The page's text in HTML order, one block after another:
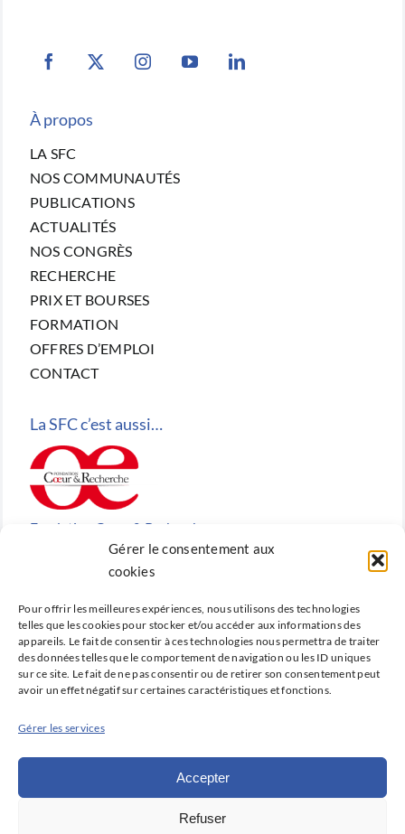
Gérer le consentement aux
cookies
Pour offrir les meilleures expériences, nous utilisons des technologies
telles que les cookies pour stocker et/ou accéder aux informations des
appareils. Le fait de consentir à ces technologies nous permettra de traiter
des données telles que le comportement de navigation ou les ID uniques
sur ce site. Le fait de ne pas consentir ou de retirer son consentement peut
avoir un effet négatif sur certaines caractéristiques et fonctions.
Gérer les services
Accepter
Refuser
À propos
LA SFC
NOS COMMUNAUTÉS
PUBLICATIONS
ACTUALITÉS
NOS CONGRÈS
RECHERCHE
PRIX ET BOURSES
FORMATION
OFFRES D’EMPLOI
CONTACT
La SFC c’est aussi…
Fondation Cœur & Recherche
Reconnue d’utilité publique, la Fondation Cœur &
créée en 2010 par la SFC.
plateforme d’information et de formation de la SFC.